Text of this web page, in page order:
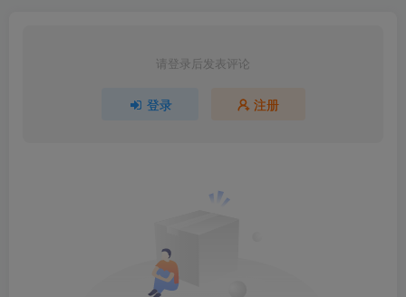
请登录后发表评论
登录 注册